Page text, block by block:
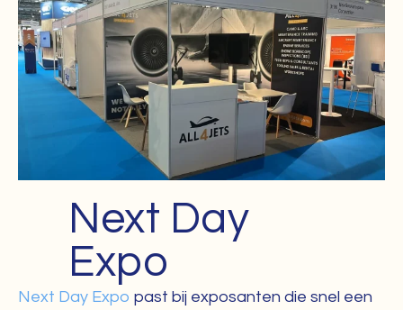
Next Day
Expo
Next Day Expo past bij exposanten die snel een